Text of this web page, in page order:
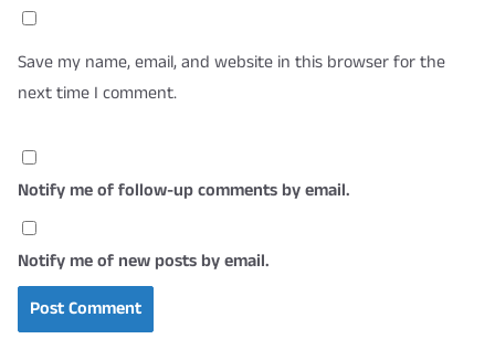
Save my name, email, and website in this browser for the
next time I comment.
Notify me of follow-up comments by email.
Notify me of new posts by email.